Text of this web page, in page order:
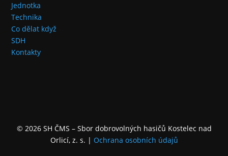
Jednotka
Technika
Co dělat když
SDH
Kontakty
© 2026 SH ČMS – Sbor dobrovolných hasičů Kostelec nad
Orlicí, z. s. | Ochrana osobních údajů